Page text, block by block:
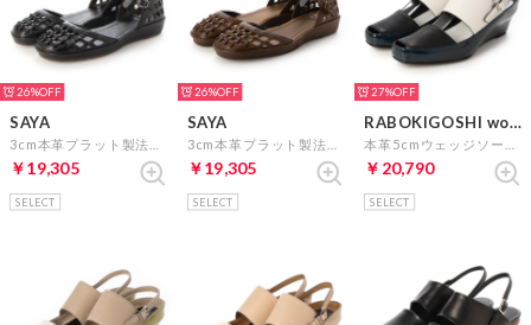
26%
SAYA
￥19,305
SELECT
26%
SAYA
￥19,305
SELECT
27%
RABOKIGOSHI works
￥20,790
SELECT